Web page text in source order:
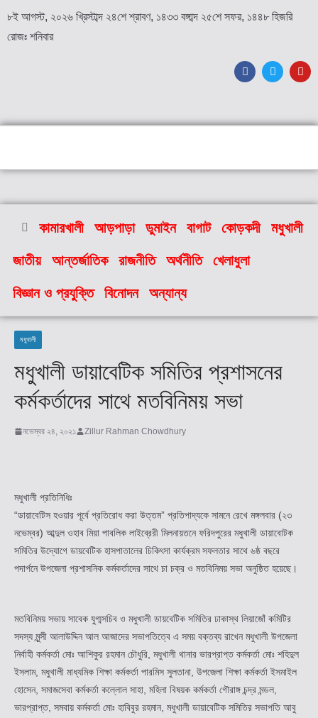
৮ই আগস্ট, ২০২৬ খ্রিস্টাব্দ ২৪শে শ্রাবণ, ১৪৩৩ বঙ্গাব্দ ২৫শে সফর, ১৪৪৮ হিজরি
রোজঃ শনিবার
কামারখালী আড়পাড়া ডুমাইন বাগাট কোড়কদী মধুখালী
জাতীয় আন্তর্জাতিক রাজনীতি অর্থনীতি খেলাধুলা
বিজ্ঞান ও প্রযুক্তি বিনোদন অন্যান্য
মধুখালী
মধুখালী ডায়াবেটিক সমিতির প্রশাসনের
কর্মকর্তাদের সাথে মতবিনিময় সভা
নভেম্বর ২৪, ২০২১ Zillur Rahman Chowdhury
মধুখালী প্রতিনিধিঃ
“ডায়াবেটিস হওয়ার পূর্বে প্রতিরোধ করা উত্তম” প্রতিপাদ্যকে সামনে রেখে মঙ্গলবার (২৩
নভেম্বর) আব্দুল ওহাব মিয়া পাবলিক লাইব্রেরী মিলনায়তনে ফরিদপুরের মধুখালী ডায়াবোটক
সমিতির উদ্যোগে ডায়বেটিক হাসপাতালের চিকিৎসা কার্যক্রম সফলতার সাথে ৬ষ্ঠ বছরে
পদার্পনে উপজেলা প্রশাসনিক কর্মকর্তাদের সাথে চা চক্র ও মতবিনিময় সভা অনুষ্ঠিত হয়েছে।
মতবিনিময় সভায় সাবেক যুগ্মসচিব ও মধুখালী ডায়বেটিক সমিতির ঢাকাস্থ লিয়াজোঁ কমিটির
সদস্য মুন্সী আলাউদ্দিন আল আজাদের সভাপতিত্বে এ সময় বক্তব্য রাখেন মধুখালী উপজেলা
নির্বাহী কর্মকর্তা মোঃ আশিকুর রহমান চৌধুরি, মধুখালী থানার ভারপ্রাপ্ত কর্মকর্তা মোঃ শহিদুল
ইসলাম, মধুখালী মাধ্যমিক শিক্ষা কর্মকর্তা পারমিস সুলতানা, উপজেলা শিক্ষা কর্মকর্তা ইসমাইল
হোসেন, সমাজসেবা কর্মকর্তা কল্লোল সাহা, মহিলা বিষয়ক কর্মকর্তা গৌরাঙ্গ চন্দ্র মন্ডল,
ভারপ্রাপ্ত, সমবায় কর্মকর্তা মোঃ হাবিবুর রহমান, মধুখালী ডায়াবেটিক সমিতির সভাপতি আবু